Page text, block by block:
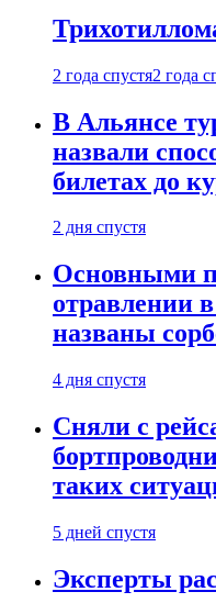
2 года спустя2 года
В Альянсе
назвали
билетах до
2 дня спустя
Основными
отравлении
названы
4 дня спустя
Сняли с
таких
5 дней спустя
Эксперты